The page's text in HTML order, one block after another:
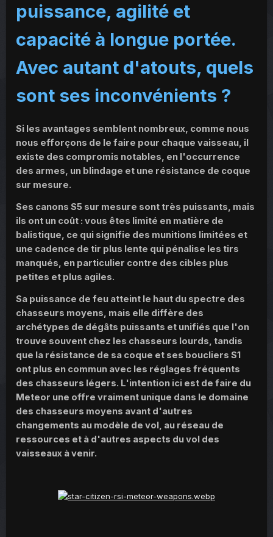
puissance, agilité et
capacité à longue portée.
Avec autant d'atouts, quels
sont ses inconvénients ?
Si les avantages semblent nombreux, comme nous
nous efforçons de le faire pour chaque vaisseau, il
existe des compromis notables, en l'occurrence
des armes, un blindage et une résistance de coque
sur mesure.
Ses canons S5 sur mesure sont très puissants, mais
ils ont un coût : vous êtes limité en matière de
balistique, ce qui signifie des munitions limitées et
une cadence de tir plus lente qui pénalise les tirs
manqués, en particulier contre des cibles plus
petites et plus agiles.
Sa puissance de feu atteint le haut du spectre des
chasseurs moyens, mais elle diffère des
archétypes de dégâts puissants et unifiés que l'on
trouve souvent chez les chasseurs lourds, tandis
que la résistance de sa coque et ses boucliers S1
ont plus en commun avec les réglages fréquents
des chasseurs légers. L'intention ici est de faire du
Meteor une offre vraiment unique dans le domaine
des chasseurs moyens avant d'autres
changements au modèle de vol, au réseau de
ressources et à d'autres aspects du vol des
vaisseaux à venir.